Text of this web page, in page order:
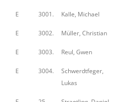
E 3001. Kalle, Michael
E 3002. Müller, Christian
E 3003. Reul, Gwen
E 3004.
Schwerdtfeger,
Lukas